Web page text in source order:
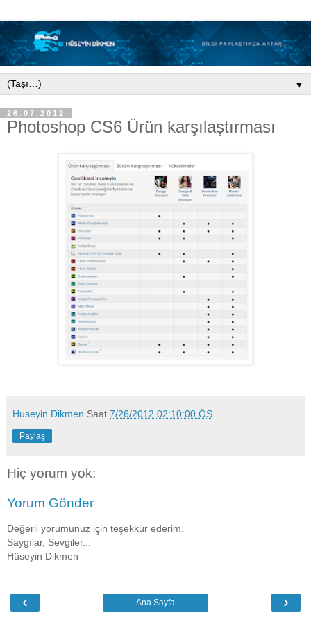
▼
26.07.2012
Photoshop CS6 Ürün karşılaştırması
Huseyin Dikmen Saat 7/26/2012 02:10:00 ÖS
Paylaş
Hiç yorum yok:
Yorum Gönder
Değerli yorumunuz için teşekkür ederim.
Saygılar, Sevgiler...
Hüseyin Dikmen
‹ ›
Ana Sayfa